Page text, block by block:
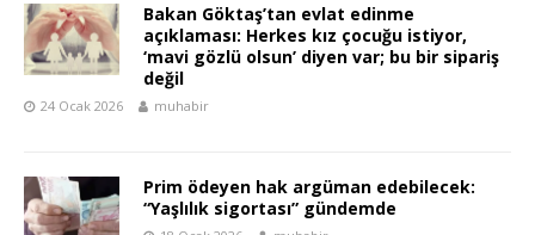
Bakan Göktaş’tan evlat edinme
açıklaması: Herkes kız çocuğu istiyor,
‘mavi gözlü olsun’ diyen var; bu bir sipariş
değil
24 Ocak 2026 muhabir
Prim ödeyen hak argüman edebilecek:
“Yaşlılık sigortası” gündemde